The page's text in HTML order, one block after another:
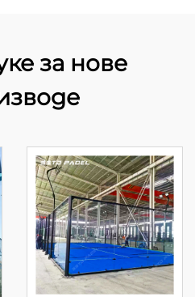
за нове